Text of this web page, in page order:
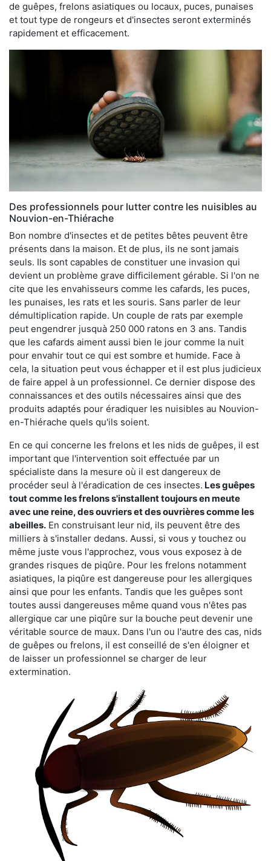
de guêpes, frelons asiatiques ou locaux, puces, punaises
et tout type de rongeurs et d'insectes seront exterminés
rapidement et efficacement.
Des professionnels pour lutter contre les nuisibles au
Nouvion-en-Thiérache
Bon nombre d'insectes et de petites bêtes peuvent être
présents dans la maison. Et de plus, ils ne sont jamais
seuls. Ils sont capables de constituer une invasion qui
devient un problème grave difficilement gérable. Si l'on ne
cite que les envahisseurs comme les cafards, les puces,
les punaises, les rats et les souris. Sans parler de leur
démultiplication rapide. Un couple de rats par exemple
peut engendrer jusquà 250 000 ratons en 3 ans. Tandis
que les cafards aiment aussi bien le jour comme la nuit
pour envahir tout ce qui est sombre et humide. Face à
cela, la situation peut vous échapper et il est plus judicieux
de faire appel à un professionnel. Ce dernier dispose des
connaissances et des outils nécessaires ainsi que des
produits adaptés pour éradiquer les nuisibles au Nouvion-
en-Thiérache quels qu'ils soient.
En ce qui concerne les frelons et les nids de guêpes, il est
important que l'intervention soit effectuée par un
spécialiste dans la mesure où il est dangereux de
procéder seul à l'éradication de ces insectes. Les guêpes
tout comme les frelons s'installent toujours en meute
avec une reine, des ouvriers et des ouvrières comme les
abeilles. En construisant leur nid, ils peuvent être des
milliers à s'installer dedans. Aussi, si vous y touchez ou
même juste vous l'approchez, vous vous exposez à de
grandes risques de piqûre. Pour les frelons notamment
asiatiques, la piqûre est dangereuse pour les allergiques
ainsi que pour les enfants. Tandis que les guêpes sont
toutes aussi dangereuses même quand vous n'êtes pas
allergique car une piqûre sur la bouche peut devenir une
véritable source de maux. Dans l'un ou l'autre des cas, nids
de guêpes ou frelons, il est conseillé de s'en éloigner et
de laisser un professionnel se charger de leur
extermination.